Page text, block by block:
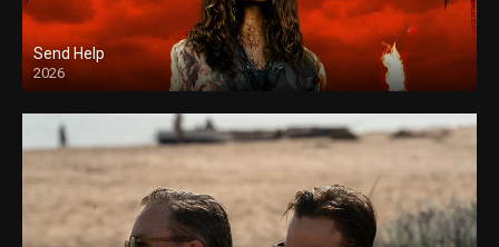
Send Help
2026